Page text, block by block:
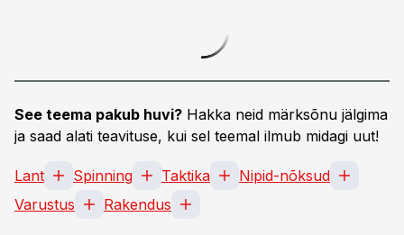
See teema pakub huvi? Hakka neid märksõnu jälgima
ja saad alati teavituse, kui sel teemal ilmub midagi uut!
Lant Spinning Taktika
Nipid-nõksud
Varustus
Rakendus